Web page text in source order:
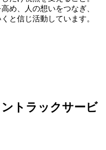
め、人の想いをつなぎ、
と信じ活動しています。
トラックサービ